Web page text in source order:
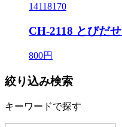
14118170
CH-2118 とびだ
800円
絞り込み検索
キーワードで探す